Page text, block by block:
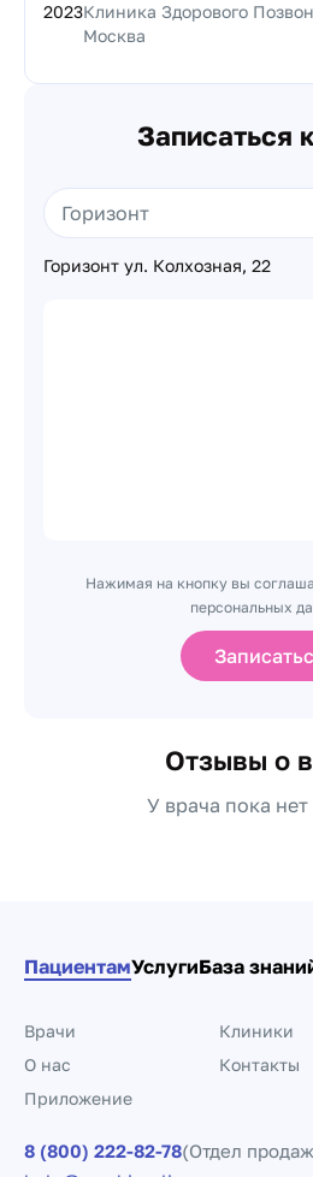
2023Клиника Здорового
Москва
Записаться
Горизонт ул. Колхозная, 22
Нажимая на кнопку вы
персональных
Отзывы о
У врача пока
ПациентамУслугиБаза
Врачи
Клиники
О нас
Контакты
Приложение
8 (800) 222-82-78(Отдел